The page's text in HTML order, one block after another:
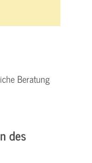
Beratung
des